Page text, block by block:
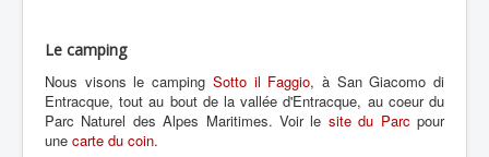
Le camping
Nous visons le camping Sotto il Faggio, à San Giacomo di
Entracque, tout au bout de la vallée d'Entracque, au coeur du
Parc Naturel des Alpes Maritimes. Voir le site du Parc pour
une carte du coin.